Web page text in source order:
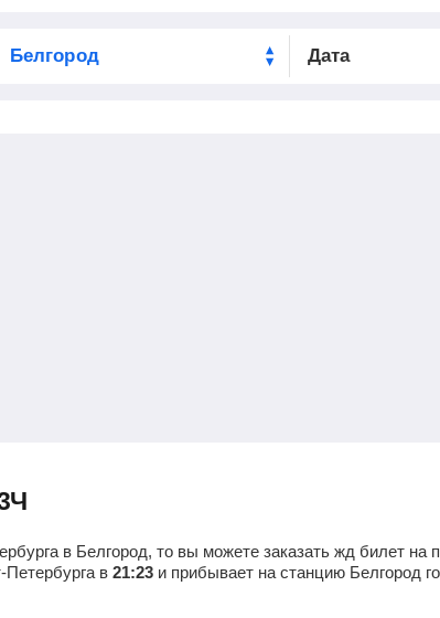
Дата
в Белгород, то вы можете заказать жд билет на
Петербурга в 21:23 и прибывает на станцию Белгород